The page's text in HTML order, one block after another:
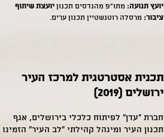
יועץ תנועה: מתו"פ מהנדסים תכנון יועצת שיתוף
ציבור: מרסלה רוטנשטיין תכנון ערים.
תכנית אסטרטגית למרכז העיר
ירושלים (2019)
חברת "עדן" לפיתוח כלכלי בירושלים, אגף
תכנון העיר ומינהל קהילתי "לב העיר" הזמינו